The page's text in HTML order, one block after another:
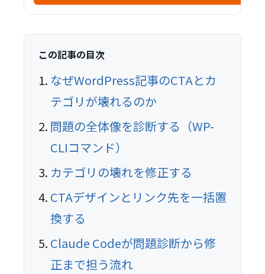
この記事の目次
なぜWordPress記事のCTAとカ
テゴリが壊れるのか
問題の全体像を診断する（WP-
CLIコマンド）
カテゴリの壊れを修正する
CTAデザインとリンク先を一括置
換する
Claude Codeが問題診断から修
正まで担う流れ